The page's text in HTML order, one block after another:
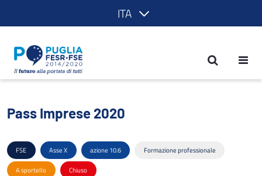
ITA
Pass Imprese 2020 - POR Puglia
Pass Imprese 2020
FSE Asse X azione 10.6 Formazione professionale
A sportello Chiuso